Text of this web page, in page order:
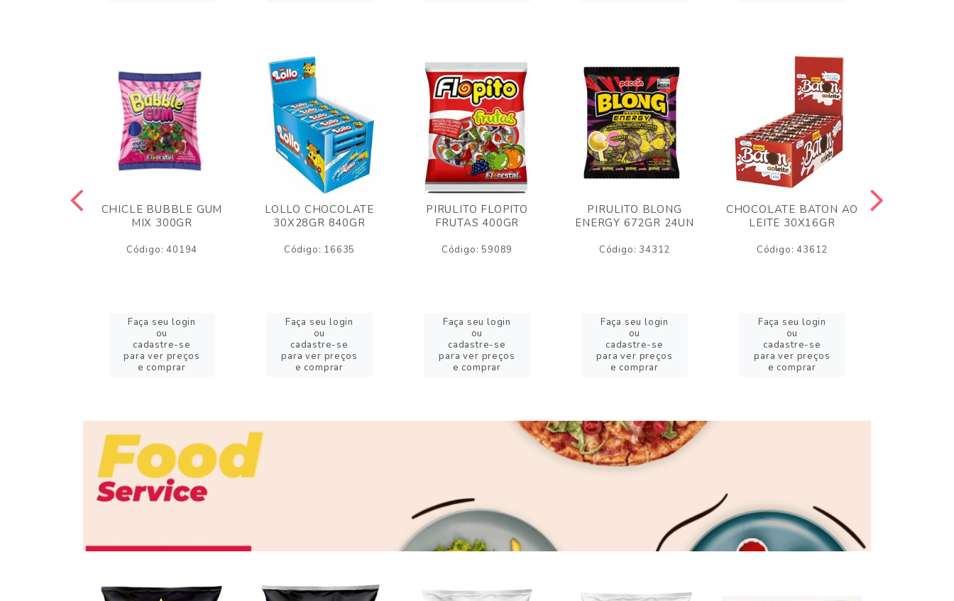
CHICLE BUBBLE GUM
MIX 300GR
Código: 40194
Faça seu login
ou
cadastre-se
para ver preços
e comprar
LOLLO CHOCOLATE
30X28GR 840GR
Código: 16635
Faça seu login
ou
cadastre-se
para ver preços
e comprar
PIRULITO FLOPITO
FRUTAS 400GR
Código: 59089
Faça seu login
ou
cadastre-se
para ver preços
e comprar
PIRULITO BLONG
ENERGY 672GR 24UN
Código: 34312
Faça seu login
ou
cadastre-se
para ver preços
e comprar
CHOCOLATE BATON AO
LEITE 30X16GR
Código: 43612
Faça seu login
ou
cadastre-se
para ver preços
e comprar